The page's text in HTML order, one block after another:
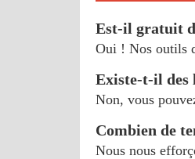
Est-il gratuit
Oui ! Nos outils
Existe-t-il des
Non, vous
Combien de
Nous nous